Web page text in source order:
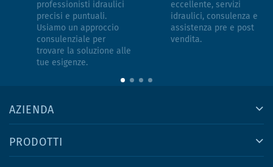
professionisti idraulici
precisi e puntuali.
Usiamo un approccio
consulenziale per
trovare la soluzione alle
tue esigenze.
eccellente, servizi
idraulici, consulenza e
assistenza pre e post
vendita.
AZIENDA
PRODOTTI